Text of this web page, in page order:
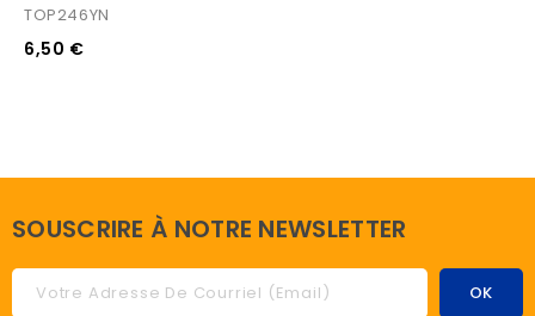
TOP246YN
6,50 €
SOUSCRIRE À NOTRE NEWSLETTER